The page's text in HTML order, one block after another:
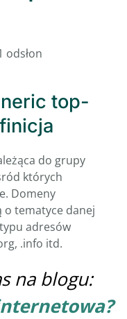
odsłon
top-
do grupy
których
Domeny
o tematyce danej
adresów
.info itd.
na blogu: